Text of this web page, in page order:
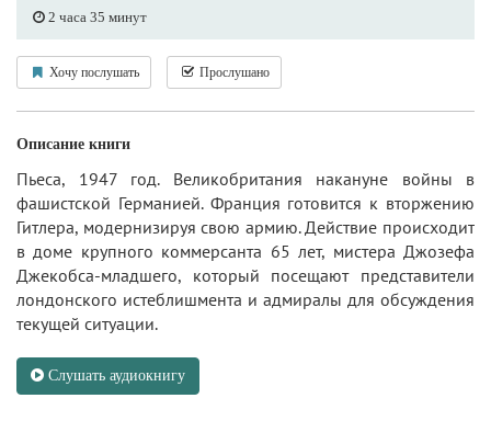
2 часа 35 минут
Хочу послушать Прослушано
Описание книги
Пьеса, 1947 год. Великобритания накануне войны в
фашистской Германией. Франция готовится к вторжению
Гитлера, модернизируя свою армию. Действие происходит
в доме крупного коммерсанта 65 лет, мистера Джозефа
Джекобса-младшего, который посещают представители
лондонского истеблишмента и адмиралы для обсуждения
текущей ситуации.
Слушать аудиокнигу